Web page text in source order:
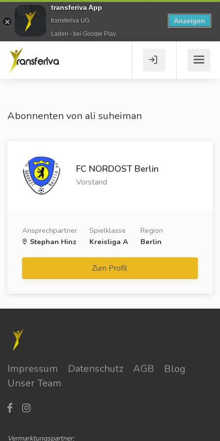
Abonnenten von ali suheiman
FC NORDOST Berlin
Vorstand
Ansprechpartner
Stephan Hinz
Spielklasse
Kreisliga A
Region
Berlin
Zum Profil
Impressum Datenschutz AGB
Blog
Unser Team
Vermarktungspartner:
transferiva App
transferiva UG
Laden - bei Google Play
Anzeigen